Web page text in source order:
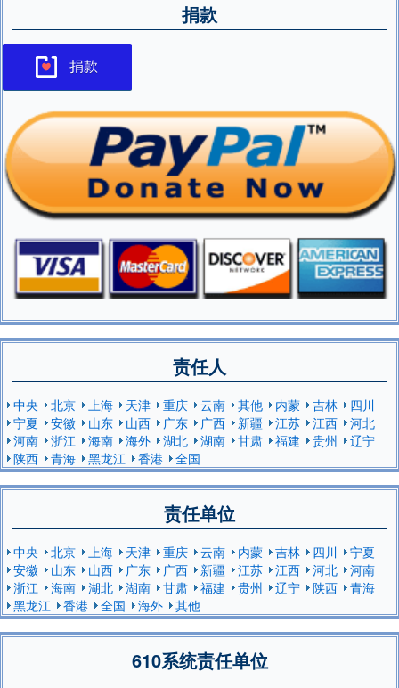
捐款
捐款
责任人
中央 北京 上海 天津 重庆 云南 其他 内蒙 吉林
四川
宁夏
安徽 山东 山西 广东 广西 新疆 江苏 江西
河北
河南
浙江 海南 海外 湖北 湖南 甘肃 福建 贵州
辽宁
陕西
青海 黑龙江 香港 全国
责任单位
中央 北京 上海 天津 重庆 云南 内蒙 吉林 四川
宁夏
安徽
山东 山西 广东 广西 新疆 江苏 江西 河北
河南
浙江
海南 湖北 湖南 甘肃 福建 贵州 辽宁 陕西
青海
黑龙江
香港 全国 海外 其他
610系统责任单位